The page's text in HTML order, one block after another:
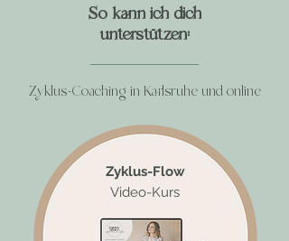
So kann ich dich
unterstützen:
Zyklus-Coaching in Karlsruhe und online
Zyklus-Flow
Video-Kurs